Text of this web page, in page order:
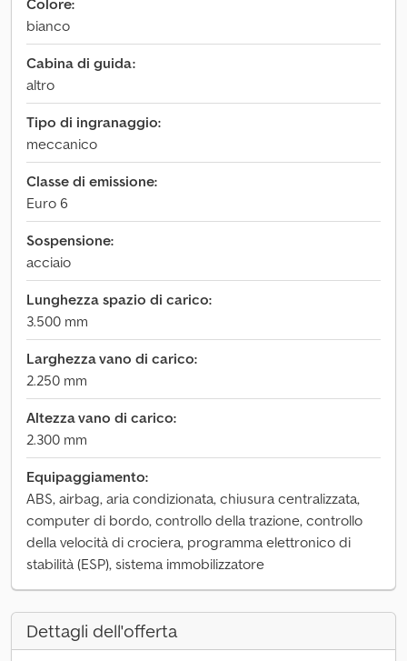
Colore:
bianco
Cabina di guida:
altro
Tipo di ingranaggio:
meccanico
Classe di emissione:
Euro 6
Sospensione:
acciaio
Lunghezza spazio di carico:
3.500 mm
Larghezza vano di carico:
2.250 mm
Altezza vano di carico:
2.300 mm
Equipaggiamento:
ABS, airbag, aria condizionata, chiusura centralizzata,
computer di bordo, controllo della trazione, controllo
della velocità di crociera, programma elettronico di
stabilità (ESP), sistema immobilizzatore
Dettagli dell'offerta